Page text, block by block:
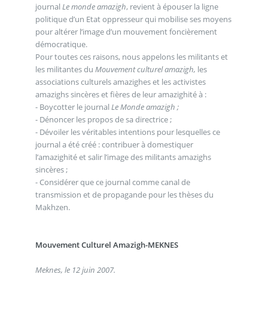
journal Le monde amazigh, revient à épouser la ligne
politique d’un Etat oppresseur qui mobilise ses moyens
pour altérer l’image d’un mouvement foncièrement
démocratique.
Pour toutes ces raisons, nous appelons les militants et
les militantes du Mouvement culturel amazigh, les
associations culturels amazighes et les activistes
amazighs sincères et fières de leur amazighité à :
- Boycotter le journal Le Monde amazigh ;
- Dénoncer les propos de sa directrice ;
- Dévoiler les véritables intentions pour lesquelles ce
journal a été créé : contribuer à domestiquer
l’amazighité et salir l’image des militants amazighs
sincères ;
- Considérer que ce journal comme canal de
transmission et de propagande pour les thèses du
Makhzen.
Mouvement Culturel Amazigh-MEKNES
Meknes, le 12 juin 2007.